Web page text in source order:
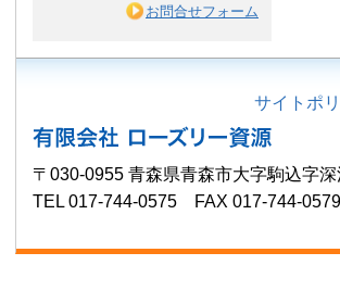
お問合せフォーム
サイトポ
〒030-0955 青森県青森市大字駒込字
TEL 017-744-0575 FAX 017-744-